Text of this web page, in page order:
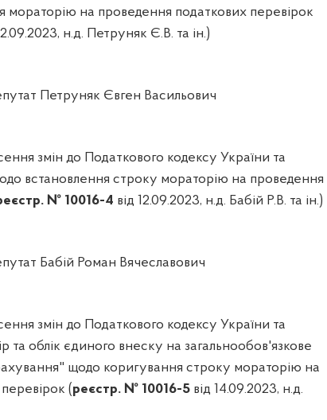
мораторію на проведення податкових перевірок
н.д. Петруняк Є.В. та ін.)
Петруняк Євген Васильович
змін до Податкового кодексу України та
встановлення строку мораторію на проведення
№ 10016-4 від 12.09.2023, н.д. Бабій Р.В. та ін.)
Бабій Роман Вячеславович
змін до Податкового кодексу України та
та облік єдиного внеску на загальнообов'язкове
щодо коригування строку мораторію на
(реєстр. № 10016-5від 14.09.2023, н.д.